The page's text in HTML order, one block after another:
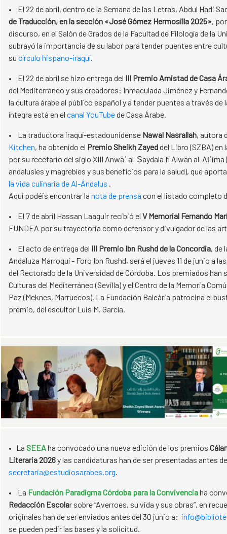
• El 22 de abril, dentro de la Semana de las Letras, Abdul Hadi
de Traducción, en la sección «José Gómez Hermosilla 2025»,
discurso, en el Salón de Grados de la Facultad de Filología de la
subrayó la importancia de su labor para tender puentes entre
su círculo hispano-iraquí.
• El 22 de abril se hizo entrega del III Premio Amistad de Casa
del Mediterráneo y sus creadores: Inmaculada Jiménez y
la cultura árabe al público español y a tender puentes a través
íntegra está en el canal YouTubede Casa Árabe.
• La traductora iraquí-estadounidense Nawal Nasrallah, autora
Kitchen, ha obtenido el Premio Sheikh Zayeddel Libro (SZBA) en
por su recetario del siglo XIII Anwāʿ al-Ṣaydala fī Alwān al-
andalusíes y magrebíes y sus beneficios para la salud), que
la vida culinaria de Al-Ándalus .
Aquí podéis encontrar la nota de prensa con el listado completo
• El 7 de abril Hassan Laaguir recibió el V Memorial Fernando
FUNDEA por su trayectoria como defensor y divulgador de las
• El acto de entrega del III Premio Ibn Rushd de la Concordia, de
Andaluza Marroquí - Foro Ibn Rushd, será el jueves 11 de junio a
del Rectorado de la Universidad de Córdoba. Los premiados han
Culturas del Mediterráneo (Sevilla) y el Centro de la Memoria
Paz (Meknes, Marruecos). La Fundación Baleària patrocina el
premio, del escultor Luis M. García.
• La SEEAha convocado una nueva edición de los premios
Literaria 2026y las candidaturas han de ser presentadas antes
secretaria@estudiosarabes.org.
• La Fundación Paradigma Córdoba para la Convivenciaha
Redacción Escolar sobre “Averroes, su vida y sus obras”, en
originales han de ser enviados antes del 30 junio a:
se pueden pedir las bases y la solicitud.